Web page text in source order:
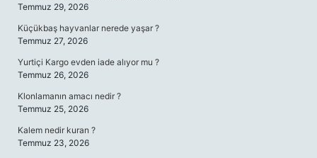
Temmuz 29, 2026
Küçükbaş hayvanlar nerede yaşar ?
Temmuz 27, 2026
Yurtiçi Kargo evden iade alıyor mu ?
Temmuz 26, 2026
Klonlamanın amacı nedir ?
Temmuz 25, 2026
Kalem nedir kuran ?
Temmuz 23, 2026